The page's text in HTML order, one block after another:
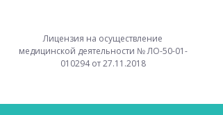
Лицензия на осуществление
медицинской деятельности № ЛО-50-01-
010294 от 27.11.2018